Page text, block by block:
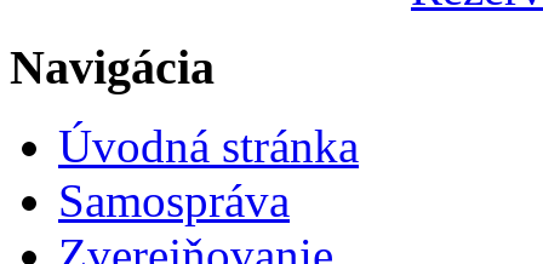
Navigácia
Úvodná stránka
Samospráva